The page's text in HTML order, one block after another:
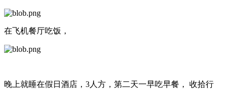
在飞机餐厅吃饭，
晚上就睡在假日酒店，3人方，第二天一早吃早餐， 收拾行